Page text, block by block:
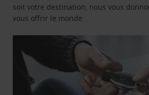
soit votre destination, nous vous
vous offrir le monde.